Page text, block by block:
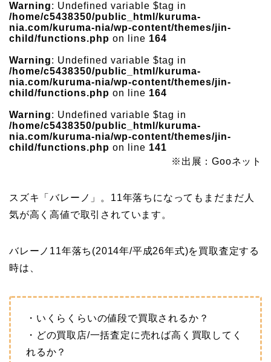
Warning: Undefined variable $tag in
/home/c5438350/public_html/kuruma-
nia.com/kuruma-nia/wp-content/themes/jin-
child/functions.php on line 164
Warning: Undefined variable $tag in
/home/c5438350/public_html/kuruma-
nia.com/kuruma-nia/wp-content/themes/jin-
child/functions.php on line 164
Warning: Undefined variable $tag in
/home/c5438350/public_html/kuruma-
nia.com/kuruma-nia/wp-content/themes/jin-
child/functions.php on line 141
※出展：Gooネット
スズキ「バレーノ」。11年落ちになってもまだまだ人
気が高く高値で取引されています。
バレーノ11年落ち(2014年/平成26年式)を買取査定する
時は、
・いくらくらいの値段で買取されるか？
・どの買取店/一括査定に売れば高く買取してく
れるか？